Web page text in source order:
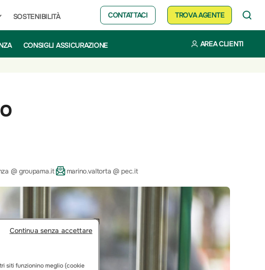
SOSTENIBILITÀ CONTATTACI TROVA AGENTE
CONSIGLI ASSICURAZIONE AREA CLIENTI
@ groupama.it marino.valtorta @ pec.it
siti funzionino meglio (cookie
Continua senza accettare